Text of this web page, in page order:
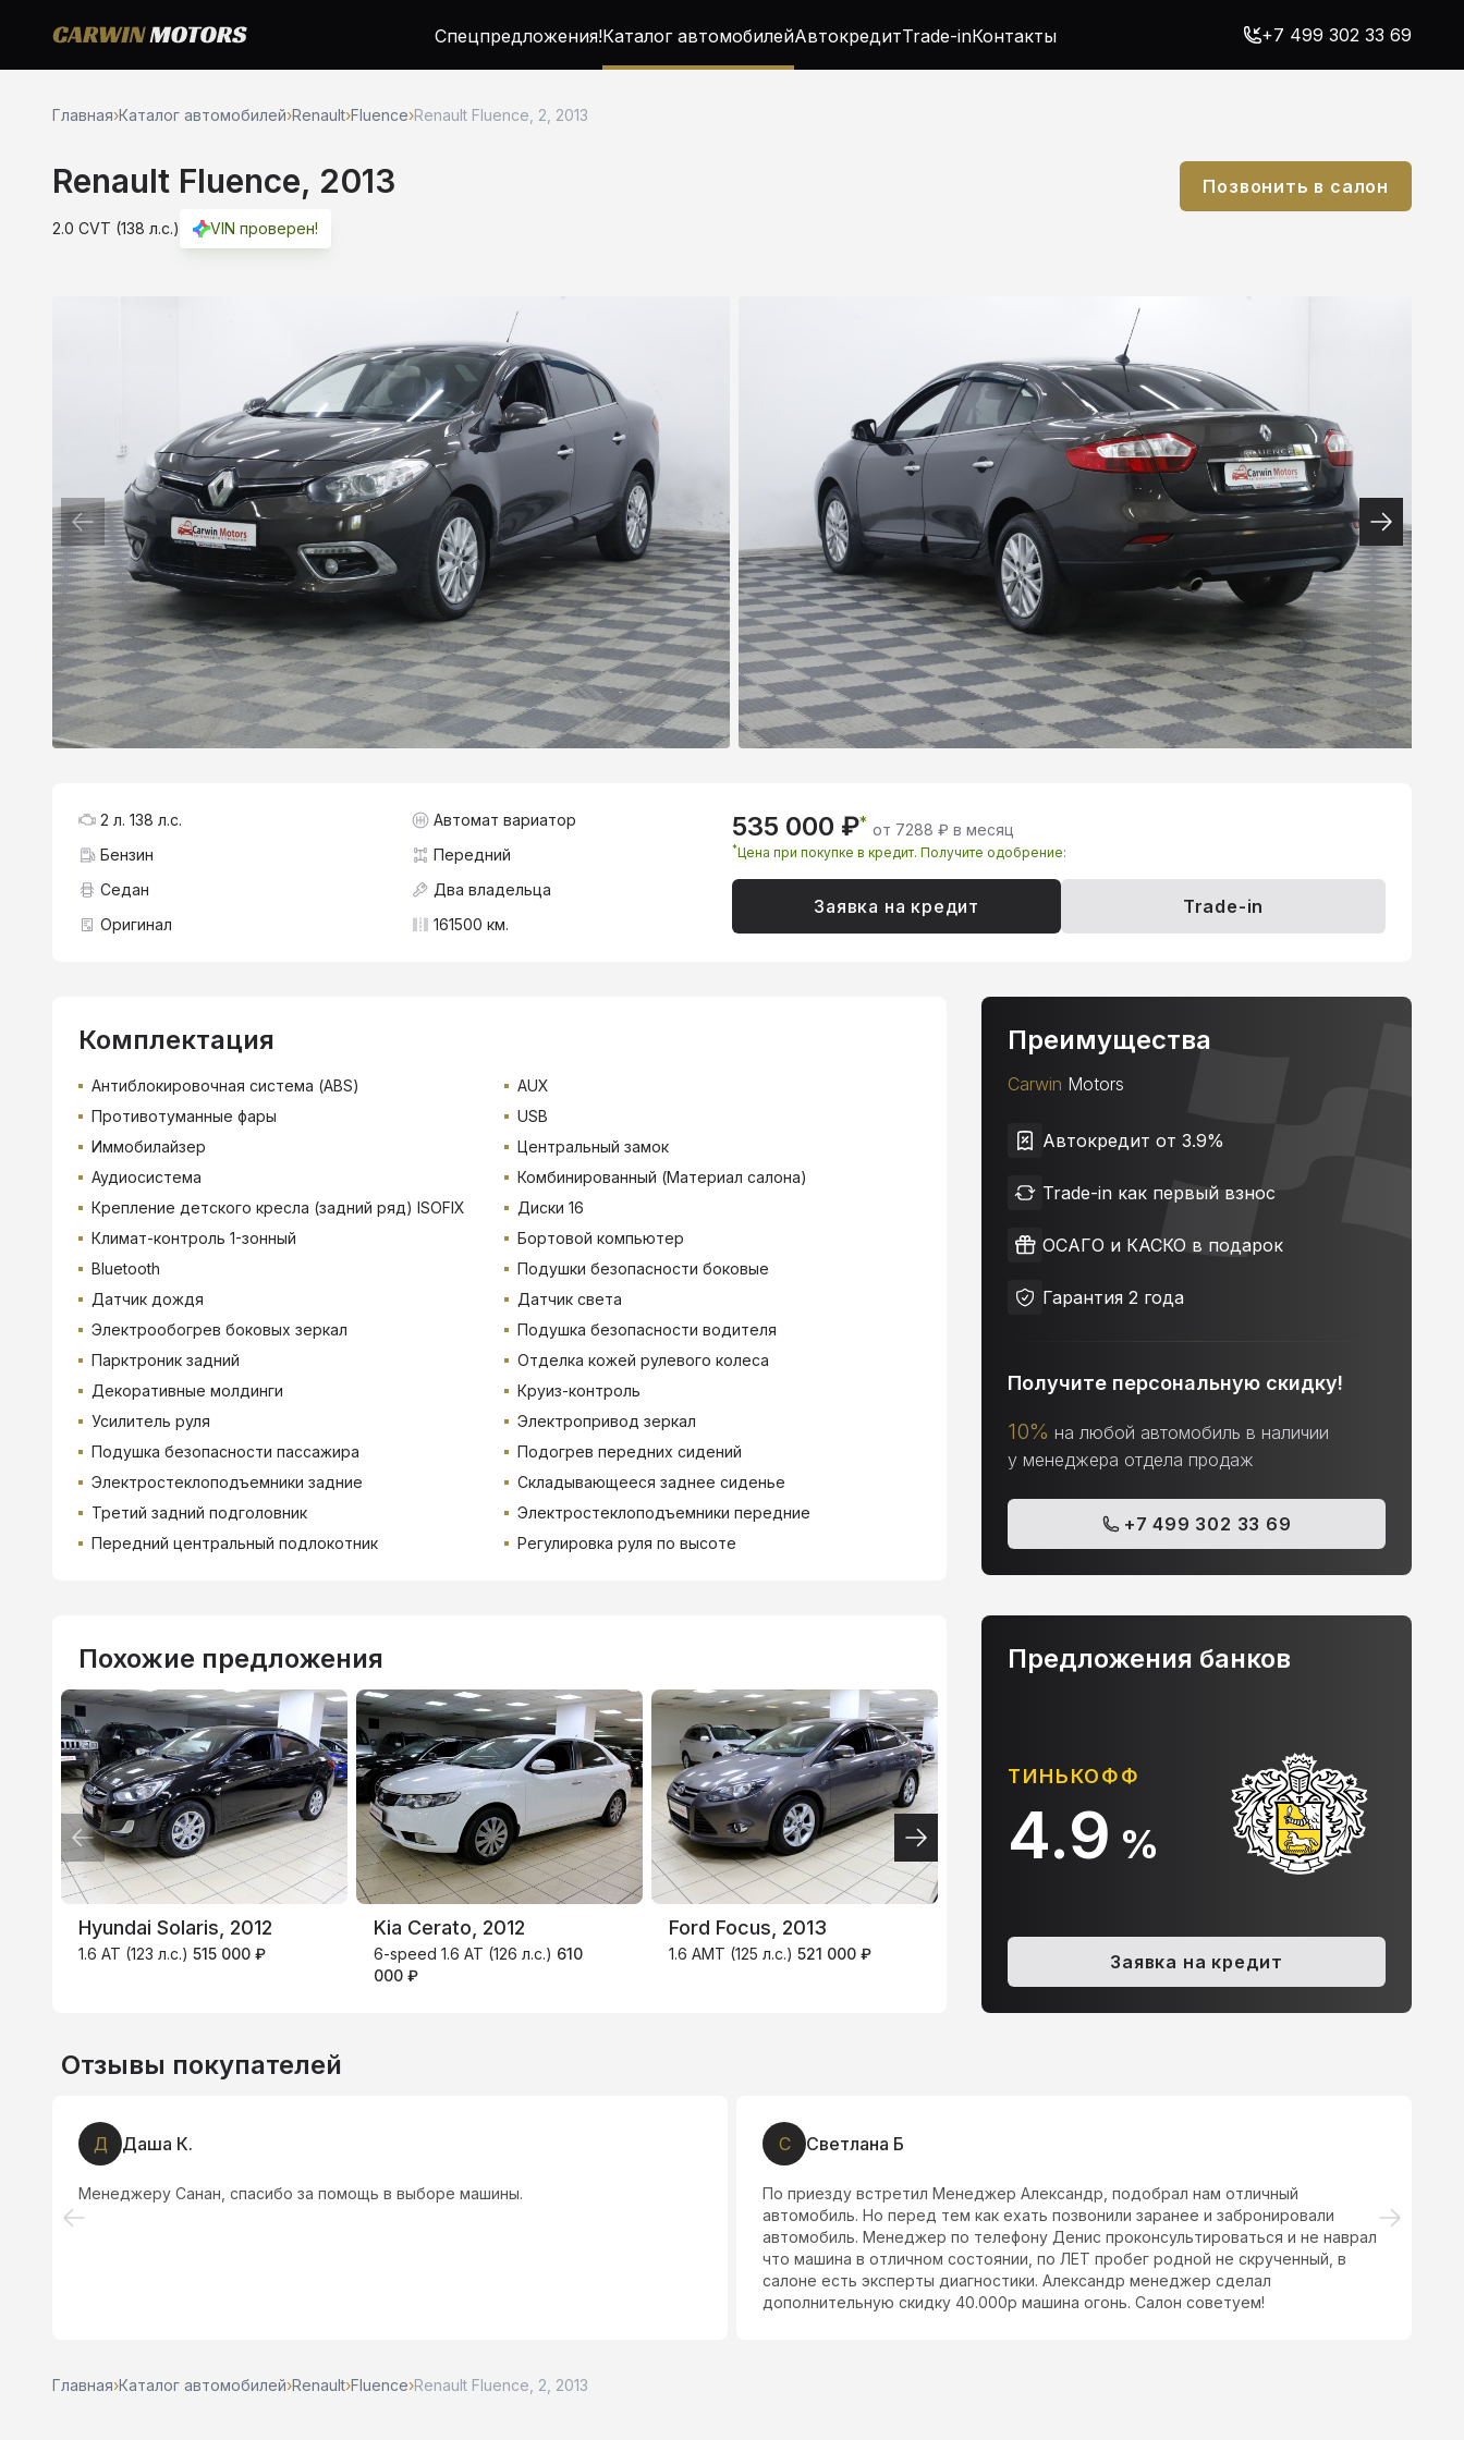
Спецпредложения!Каталог автомобилейАвтокредитTrade-inКонтакты +7 499 302 33 69
Главная›Каталог автомобилей›Renault›Fluence›Renault Fluence, 2, 2013
Renault Fluence, 2013
2.0 CVT (138 л.с.) VIN проверен!
Позвонить в салон
535 000 ₽* от 7288 ₽ в месяц
*Цена при покупке в кредит. Получите одобрение:
Заявка на кредит Trade-in
2 л. 138 л.с.
Автомат вариатор
Бензин
Передний
Седан
Два владельца
Оригинал
161500 км.
Комплектация
Антиблокировочная система (ABS)
AUX
Противотуманные фары
USB
Иммобилайзер
Центральный замок
Аудиосистема
Комбинированный (Материал салона)
Крепление детского кресла (задний ряд) ISOFIX
Диски 16
Климат-контроль 1-зонный
Бортовой компьютер
Bluetooth
Подушки безопасности боковые
Датчик дождя
Датчик света
Электрообогрев боковых зеркал
Подушка безопасности водителя
Парктроник задний
Отделка кожей рулевого колеса
Декоративные молдинги
Круиз-контроль
Усилитель руля
Электропривод зеркал
Подушка безопасности пассажира
Подогрев передних сидений
Электростеклоподъемники задние
Складывающееся заднее сиденье
Третий задний подголовник
Электростеклоподъемники передние
Передний центральный подлокотник
Регулировка руля по высоте
Преимущества
Carwin Motors
Автокредит от 3.9%
Trade-in как первый взнос
ОСАГО и КАСКО в подарок
Гарантия 2 года
Получите персональную скидку!
10% на любой автомобиль в наличии
у менеджера отдела продаж
+7 499 302 33 69
Похожие предложения
Hyundai Solaris, 2012
1.6 AT (123 л.с.) 515 000 ₽
Kia Cerato, 2012
6-speed 1.6 AT (126 л.с.) 610
000 ₽
Ford Focus, 2013
1.6 AMT (125 л.с.) 521 000 ₽ 530 000 ₽
ВТБ
3.9%
ТИНЬКОФФ
4.9 %
Предложения банков
Заявка на кредит
Отзывы покупателей
Д Даша К.
Менеджеру Санан, спасибо за помощь в выборе машины.
С Светлана Б
По приезду встретил Менеджер Александр, подобрал нам отличный
автомобиль. Но перед тем как ехать позвонили заранее и забронировали
автомобиль. Менеджер по телефону Денис проконсультироваться и не наврал
что машина в отличном состоянии, по ЛЕТ пробег родной не скрученный, в
салоне есть эксперты диагностики. Александр менеджер сделал
дополнительную скидку 40.000р машина огонь. Салон советуем!
Главная›Каталог автомобилей›Renault›Fluence›Renault Fluence, 2, 2013